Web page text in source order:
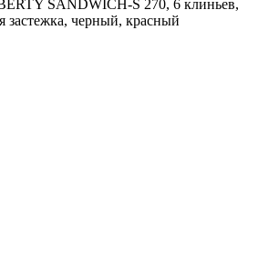
SANDWICH-S 270, 6 клиньев,
застежка, черный, красный